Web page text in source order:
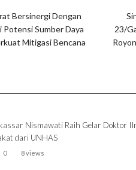
Bersinergi Dengan
Potensi Sumber Daya
Mitigasi Bencana
23/
Nismawati Raih Gelar Doktor
dari UNHAS
0 8 views